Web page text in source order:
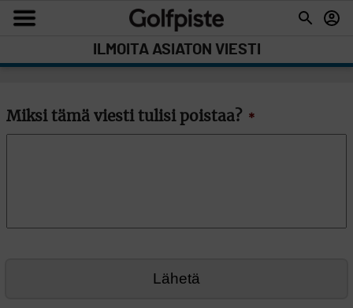
ILMOITA ASIATON VIESTI
Miksi tämä viesti tulisi poistaa? *